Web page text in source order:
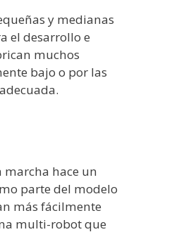
y medianas
el desarrollo e
muchos
bajo o por las
marcha hace un
parte del modelo
más fácilmente
multi-robot que